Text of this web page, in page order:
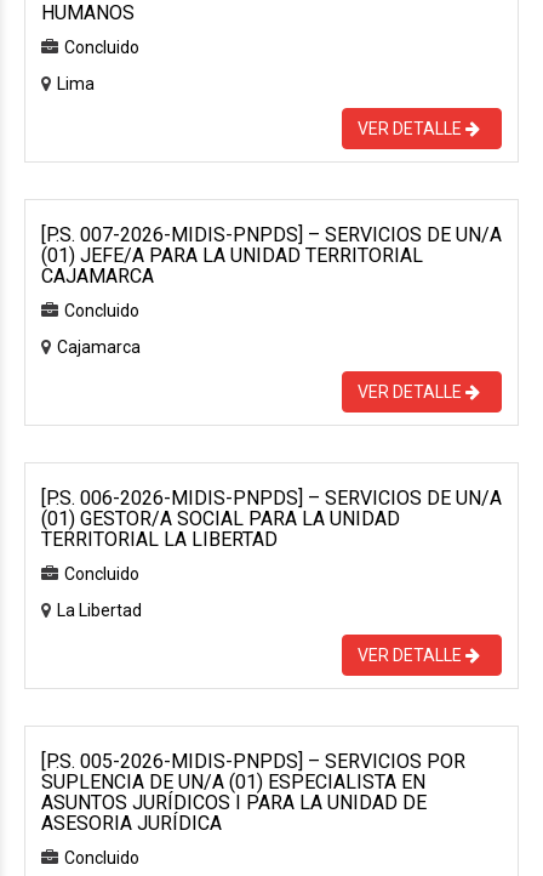
HUMANOS
Concluido
Lima
VER DETALLE
[P.S. 007-2026-MIDIS-PNPDS] – SERVICIOS DE UN/A
(01) JEFE/A PARA LA UNIDAD TERRITORIAL
CAJAMARCA
Concluido
Cajamarca
VER DETALLE
[P.S. 006-2026-MIDIS-PNPDS] – SERVICIOS DE UN/A
(01) GESTOR/A SOCIAL PARA LA UNIDAD
TERRITORIAL LA LIBERTAD
Concluido
La Libertad
VER DETALLE
[P.S. 005-2026-MIDIS-PNPDS] – SERVICIOS POR
SUPLENCIA DE UN/A (01) ESPECIALISTA EN
ASUNTOS JURÍDICOS I PARA LA UNIDAD DE
ASESORIA JURÍDICA
Concluido